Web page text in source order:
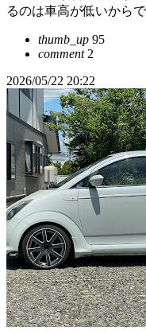
るのは車高が低いから
thumb_up 95
comment2
2026/05/22 20:22